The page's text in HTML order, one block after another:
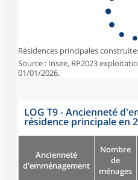
Résidences principales
Source : Insee, RP2023
01/01/2026.
LOG T9 - Ancienneté
résidence principale en
Ancienneté
d'emménagement
Nombre
de
ménages